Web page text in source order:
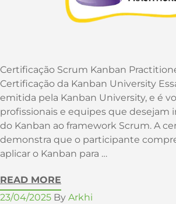
Certificação Scrum Kanban
Certificação da Kanban University
emitida pela Kanban University, e é
profissionais e equipes que desejam
do Kanban ao framework Scrum. A
demonstra que o participante
aplicar o Kanban para …
READ MORE
23/04/2025 By Arkhi